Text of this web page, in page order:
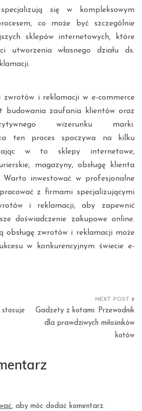
się w kompleksowym
co może być szczególnie
sklepów internetowych, które
utworzenia własnego działu ds.
zwrotów i reklamacji w e-commerce
budowania zaufania klientów oraz
wizerunku marki.
za ten proces spoczywa na kilku
w to sklepy internetowe,
magazyny, obsługę klienta
Warto inwestować w profesjonalne
z firmami specjalizującymi
i reklamacji, aby zapewnić
doświadczenie zakupowe online.
obsługę zwrotów i reklamacji może
w konkurencyjnym świecie e-
Gadżety z kotami: Przewodnik
dla prawdziwych miłośników
kotów
, aby móc dodać komentarz.